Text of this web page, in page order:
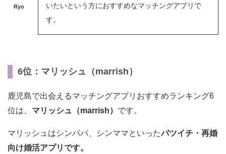
Ryo
いたいという方におすすめなマッチングアプリで
す。
6位：マリッシュ（marrish）
鹿児島で出会えるマッチングアプリおすすめランキング6
位は、 マリッシュ（marrish） です。
マリッシュはシンパパ、シンママといったバツイチ・再婚
向け婚活アプリです。